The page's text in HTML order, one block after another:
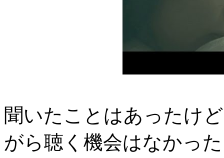
聞いたことはあったけ
がら聴く機会はなかっ